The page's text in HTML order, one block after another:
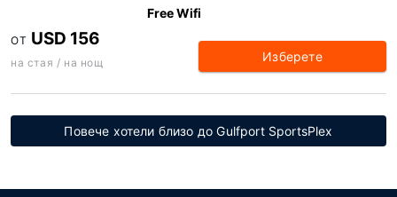
Free Wifi
ОТ USD 156
на стая / на нощ Изберете
Повече хотели близо до Gulfport SportsPlex